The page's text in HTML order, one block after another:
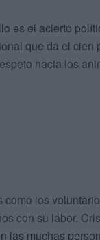
es el acierto
que da el
hacia los
como los
con su labor.
las muchas